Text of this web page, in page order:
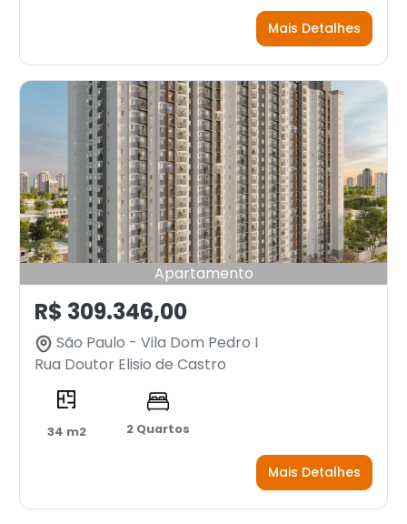
Mais Detalhes
Apartamento
R$ 309.346,00
São Paulo - Vila Dom Pedro I
Rua Doutor Elisio de Castro
34 m2 2 Quartos
Mais Detalhes